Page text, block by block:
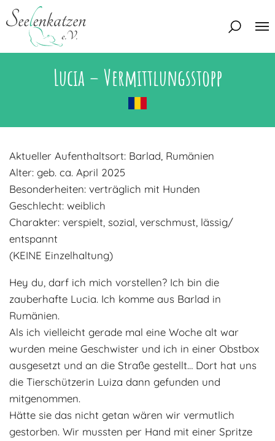
Mitglied werden
Katzen
Eine Katze adoptieren
Interessentenbogen
Zuhause gesucht
Zuhause gefunden
Adoptantenberichte
Infos rund um die Katze
Deine Hilfe
Kontakt
Interessentenbogen
FAQ
Blog
Lucia – Vermittlungsstopp
Aktueller Aufenthaltsort: Barlad, Rumänien
Alter: geb. ca. April 2025
Besonderheiten: verträglich mit Hunden
Geschlecht: weiblich
Charakter: verspielt, sozial, verschmust, lässig/
entspannt
(KEINE Einzelhaltung)
Hey du, darf ich mich vorstellen? Ich bin die
zauberhafte Lucia. Ich komme aus Barlad in
Rumänien.
Als ich vielleicht gerade mal eine Woche alt war
wurden meine Geschwister und ich in einer Obstbox
ausgesetzt und an die Straße gestellt… Dort hat uns
die Tierschützerin Luiza dann gefunden und
mitgenommen.
Hätte sie das nicht getan wären wir vermutlich
gestorben. Wir mussten per Hand mit einer Spritze